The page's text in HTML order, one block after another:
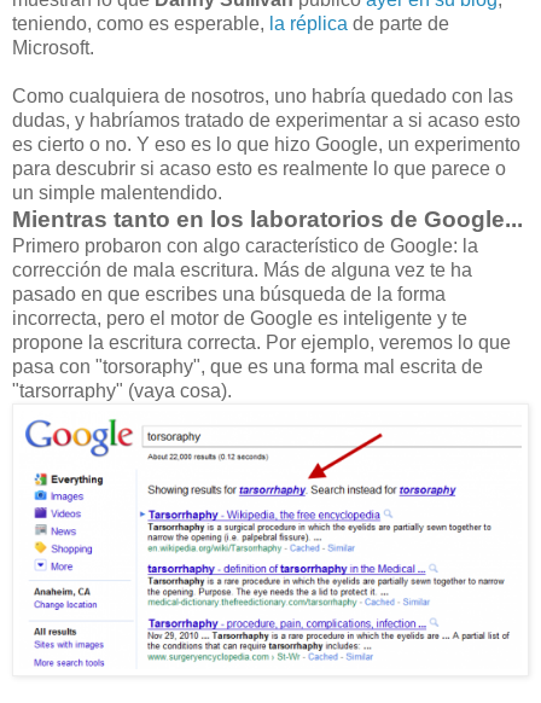
teniendo, como es esperable, la réplica de parte de
Microsoft.
Como cualquiera de nosotros, uno habría quedado con las
dudas, y habríamos tratado de experimentar a si acaso esto
es cierto o no. Y eso es lo que hizo Google, un experimento
para descubrir si acaso esto es realmente lo que parece o
un simple malentendido.
Mientras tanto en los laboratorios de Google...
Primero probaron con algo característico de Google: la
corrección de mala escritura. Más de alguna vez te ha
pasado en que escribes una búsqueda de la forma
incorrecta, pero el motor de Google es inteligente y te
propone la escritura correcta. Por ejemplo, veremos lo que
pasa con "torsoraphy", que es una forma mal escrita de
"tarsorraphy" (vaya cosa).